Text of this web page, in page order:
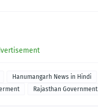
Hanumangarh News in Hindi
Rajasthan Government